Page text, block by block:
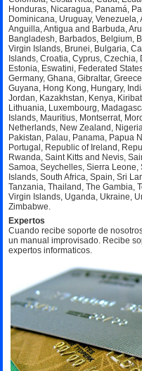
Honduras, Nicaragua, Panamá,
Dominicana, Uruguay,
Anguilla, Antigua and Barbuda,
Bangladesh, Barbados, Belgium,
Virgin Islands, Brunei, Bulgaria,
Islands, Croatia, Cyprus,
Estonia, Eswatini, Federated
Germany, Ghana, Gibraltar,
Guyana, Hong Kong, Hungary,
Jordan, Kazakhstan, Kenya,
Lithuania, Luxembourg,
Islands, Mauritius, Montserrat,
Netherlands, New Zealand,
Pakistan, Palau, Panama, Papua
Portugal, Republic of Ireland,
Rwanda, Saint Kitts and Nevis,
Samoa, Seychelles, Sierra
Islands, South Africa, Spain, Sri
Tanzania, Thailand, The Gambia,
Virgin Islands, Uganda, Ukraine,
Zimbabwe.
Expertos
Cuando recibe soporte de
un manual improvisado. Recibe
expertos informaticos.